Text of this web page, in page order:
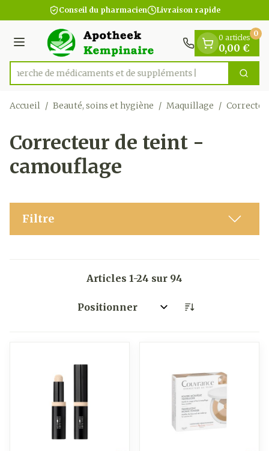
Aller au contenu
1 de 1
Conseil du pharmacien Livraison rapide
Menu
Rechercher
Recherche de médicaments
0 articles
0,00 €
0
Accueil / Beauté, soins et hygiène / Maquillage /
Correcteur de teint -
camouflage
Filtre
Articles 1-24 sur 94
Trier par: